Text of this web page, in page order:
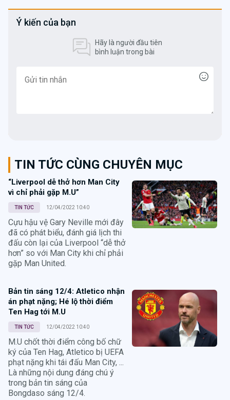
Ý kiến của bạn
Hãy là người đầu tiên
bình luận trong bài
TIN TỨC CÙNG CHUYÊN MỤC
“Liverpool dễ thở hơn Man City
vì chỉ phải gặp M.U”
TIN TỨC 12/04/2022 10:40
Cựu hậu vệ Gary Neville mới đây
đã có phát biểu, đánh giá lịch thi
đấu còn lại của Liverpool “dễ thở
hơn” so với Man City khi chỉ phải
gặp Man United.
Bản tin sáng 12/4: Atletico nhận
án phạt nặng; Hé lộ thời điểm
Ten Hag tới M.U
TIN TỨC 12/04/2022 10:40
M.U chốt thời điểm công bố chữ
ký của Ten Hag, Atletico bị UEFA
phạt nặng khi tái đấu Man City, ...
Là những nội dung đáng chú ý
trong bản tin sáng của
Bongdaso sáng 12/4.